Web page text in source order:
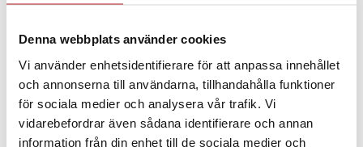
Denna webbplats använder cookies
Vi använder enhetsidentifierare för att anpassa innehållet
och annonserna till användarna, tillhandahålla funktioner
för sociala medier och analysera vår trafik. Vi
vidarebefordrar även sådana identifierare och annan
information från din enhet till de sociala medier och
2008 - Tillbehör Fyrhjulingar (7076 kB)
2007 - Tillbehör Fyrhjulingar (6094 kB)